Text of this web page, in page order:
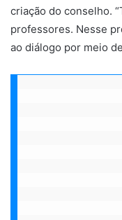
criação do conselho.
professores. Nesse
ao diálogo por meio